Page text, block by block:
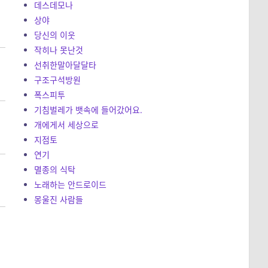
데스데모나
상야
당신의 이웃
작히나 못난것
선취한말아달달타
구조구석방원
폭스피투
기침벌레가 뱃속에 들어갔어요.
개에게서 세상으로
지점토
연기
멸종의 식탁
노래하는 안드로이드
몽울진 사람들